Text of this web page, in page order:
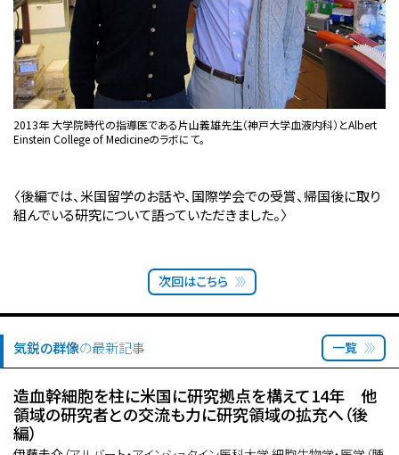
2013年 大学院時代の指導医である片山義雄先生（神戸大学血液内科）とAlbert
Einstein College of Medicineのラボにて。
〈後編では、米国留学のお話や、国際学会での受賞、帰国後に取り
組んでいる研究について語っていただきました。〉
次回はこちら
気鋭の群像の最新記事 一覧
造血幹細胞を柱に米国に研究拠点を構えて14年 他
領域の研究者との交流も力に研究領域の拡充へ（後
編）